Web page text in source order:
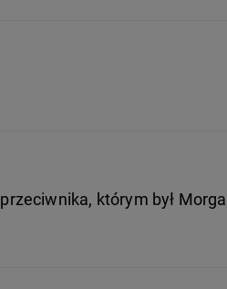
którym był